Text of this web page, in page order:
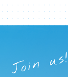
Join us!